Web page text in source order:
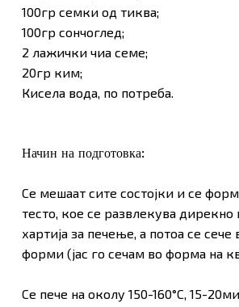
100гр семки од тиква;
100гр сончоглед;
2 лажички чиа семе;
20гр ким;
Кисела вода, по потреба.
Начин на подготовка:
Се мешаат сите состојки и се
тесто, кое се развлекува дирекно
хартија за печење, а потоа се сече
форми (јас го сечам во форма на
Се пече на околу 150-160°С, 15-